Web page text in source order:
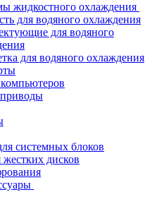
жидкостного охлаждения
для водяного охлаждения
для водяного
для водяного охлаждения
системных блоков
дисков